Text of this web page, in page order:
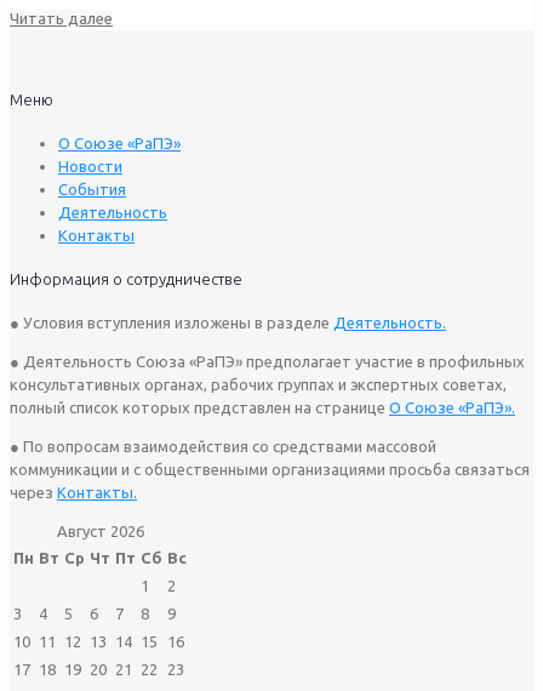
Читать далее
Меню
О Союзе «РаПЭ»
Новости
События
Деятельность
Контакты
Информация о сотрудничестве
● Условия вступления изложены в разделе Деятельность.
● Деятельность Союза «РаПЭ» предполагает участие в профильных
консультативных органах, рабочих группах и экспертных советах,
полный список которых представлен на странице О Союзе «РаПЭ».
● По вопросам взаимодействия со средствами массовой
коммуникации и с общественными организациями просьба связаться
через Контакты.
Август 2026
Пн Вт Ср Чт Пт Сб Вс
1
2
3
4 5 6 7 8
9
10 11 12 13 14 15
16
17 18 19 20 21 22
23